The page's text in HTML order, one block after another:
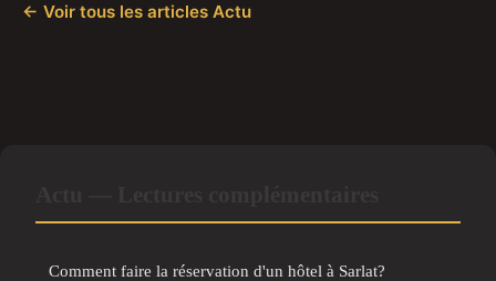
← Voir tous les articles Actu
Comment faire la réservation d'un hôtel à Sarlat?